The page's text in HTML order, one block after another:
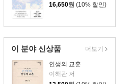
16,650원 (10% 할인)
이 분야 신상품
인생의 교훈
이해관 저
더보기